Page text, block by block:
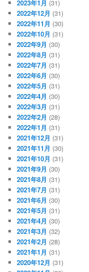
2023年1月 (31)
2022年12月 (31)
2022年11月 (30)
2022年10月 (31)
2022年9月 (30)
2022年8月 (31)
2022年7月 (31)
2022年6月 (30)
2022年5月 (31)
2022年4月 (30)
2022年3月 (31)
2022年2月 (28)
2022年1月 (31)
2021年12月 (31)
2021年11月 (30)
2021年10月 (31)
2021年9月 (30)
2021年8月 (31)
2021年7月 (31)
2021年6月 (30)
2021年5月 (31)
2021年4月 (30)
2021年3月 (32)
2021年2月 (28)
2021年1月 (31)
2020年12月 (31)